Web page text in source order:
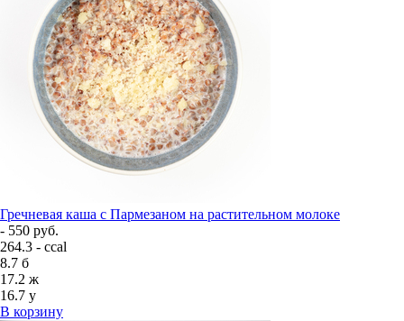
Гречневая каша с Пармезаном на растительном молоке
- 550 руб.
264.3 - ccal
8.7 б
17.2 ж
16.7 у
В корзину